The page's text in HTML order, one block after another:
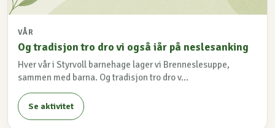
VÅR
Og tradisjon tro dro vi også iår på neslesanking
Hver vår i Styrvoll barnehage lager vi Brenneslesuppe,
sammen med barna. Og tradisjon tro dro v...
Se aktivitet